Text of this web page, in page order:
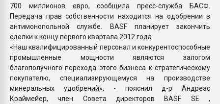
700 миллионов евро, сообщила пресс-служба БАСФ.
Передача прав собственности находится на одобрении в
антимонопольной службе. BASF планирует закончить
сделки к концу первого квартала 2012 года.
«Наш квалифицированный персонал и конкурентоспособные
промышленные мощности являются залогом
благополучного перехода этого бизнеса к стратегическому
покупателю, специализирующемуся на производстве
минеральных удобрений», - пояснил д-р Андреас
Краймейер, член Совета директоров BASF SE ,